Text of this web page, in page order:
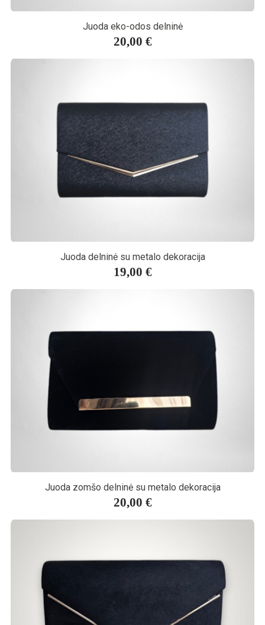
Juoda eko-odos delninė
20,00 €
Juoda delninė su metalo dekoracija
19,00 €
Juoda zomšo delninė su metalo dekoracija
20,00 €